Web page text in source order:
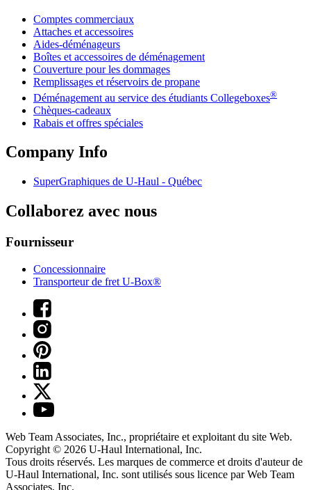
Comptes commerciaux
Attaches et accessoires
Aides-déménageurs
Boîtes et accessoires de déménagement
Couverture pour les dommages
Remplissages et réservoirs de propane
Déménagement au service des étudiants Collegeboxes®
Chèques-cadeaux
Rabais et offres spéciales
Company Info
SuperGraphiques de U-Haul - Québec
Collaborez avec nous
Fournisseur
Concessionnaire
Transporteur de fret U-Box®
Web Team Associates, Inc., propriétaire et exploitant du site Web.
Copyright © 2026 U-Haul International, Inc.
Tous droits réservés. Les marques de commerce et droits d'auteur de
U-Haul International, Inc. sont utilisés sous licence par Web Team
Associates, Inc.